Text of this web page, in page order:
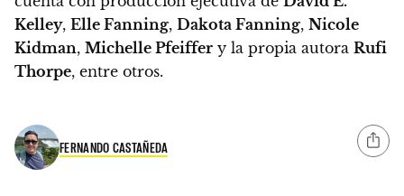
Kelley, Elle Fanning, Dakota Fanning, Nicole
Kidman, Michelle Pfeiffer y la propia autora Rufi
Thorpe, entre otros.
FERNANDO CASTAÑEDA